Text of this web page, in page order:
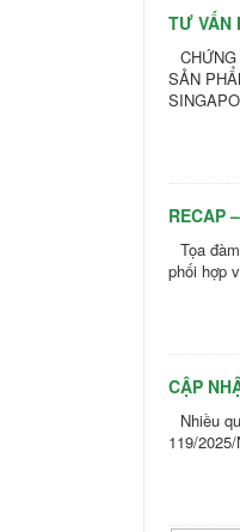
TƯ VẤN
SẢN
RECAP
Tọa
phối hợp
CẬP
Nhiều
119/